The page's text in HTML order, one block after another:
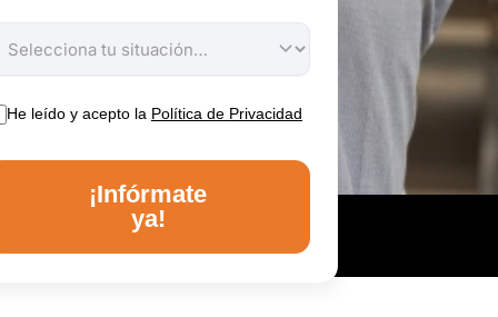
He leído y acepto la Política de Privacidad
¡Infórmate
ya!